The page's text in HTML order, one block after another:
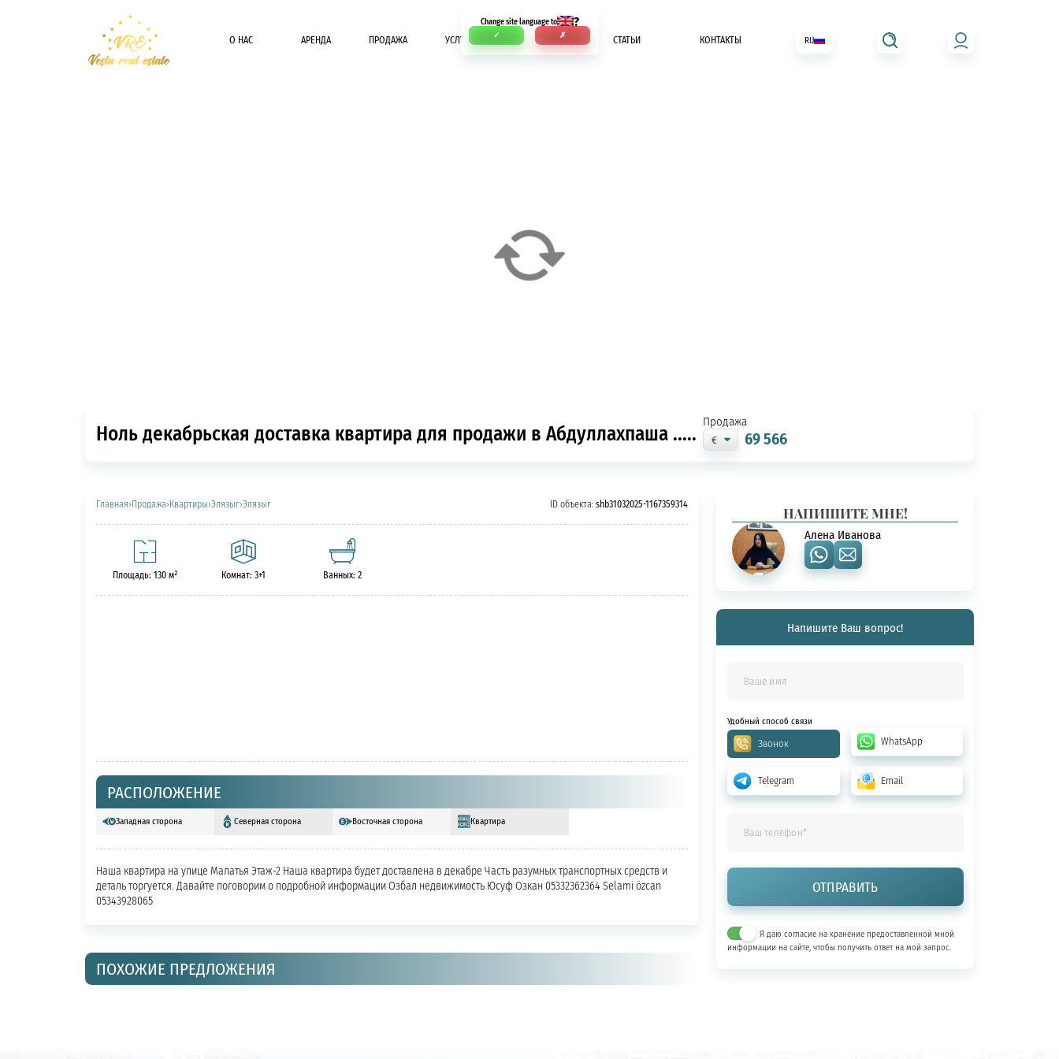
Change site language to ?
✓ ✗
О НАС АРЕНДА ПРОДАЖА УСЛУГИ ОПЛАТА СТАТЬИ КОНТАКТЫ RU
Ноль декабрьская доставка квартира для продажи в Абдуллахпаша ..... Продажа
69 566
Главная›Продажа›Квартиры›Элязыг›Элязыг ID объекта:shb31032025-1167359314
Площадь: 130 м² Комнат: 3+1 Ванных: 2
РАСПОЛОЖЕНИЕ
Западная сторона Северная сторона Восточная сторона Квартира
Наша квартира на улице Малатья Этаж-2 Наша квартира будет доставлена ​​в декабре Часть разумных транспортных средств и
деталь торгуется. Давайте поговорим о подробной информации Озбал недвижимость Юсуф Озкан 05332362364 Selami özcan
05343928065
ПОХОЖИЕ ПРЕДЛОЖЕНИЯ
НАПИШИТЕ МНЕ!
Алена Иванова
Напишите Ваш вопрос!
Удобный способ связи
Звонок WhatsApp
Telegram Email
Я даю согласие на хранение предоставленной мной
информации на сайте, чтобы получить ответ на мой запрос.